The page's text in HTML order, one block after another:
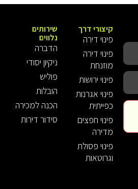
קיצורי דרך
פינוי דירה
פינוי דירה
מוזנחת
פינוי ירושות
פינוי אגרנות
כפייתית
פינוי חפצים
מדירה
פינוי פסולת
וגרוטאות
שירותים
נלווים
הדברה
ניקיון יסודי
פוליש
הובלות
הכנה למכירה
סידור דירות